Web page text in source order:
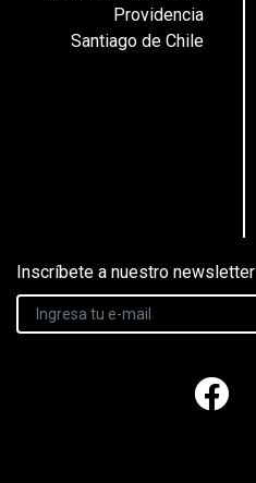
Providencia
Santiago de Chile
Inscríbete a nuestro newsletter